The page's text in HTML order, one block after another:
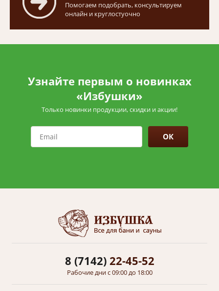
Помогаем подобрать, консультируем
онлайн и круглостуочно
Узнайте первым о новинках
«Избушки»
Только новинки продукции, скидки и акции!
ОК
8 (7142)22-45-52
Рабочие дни с 09:00 до 18:00